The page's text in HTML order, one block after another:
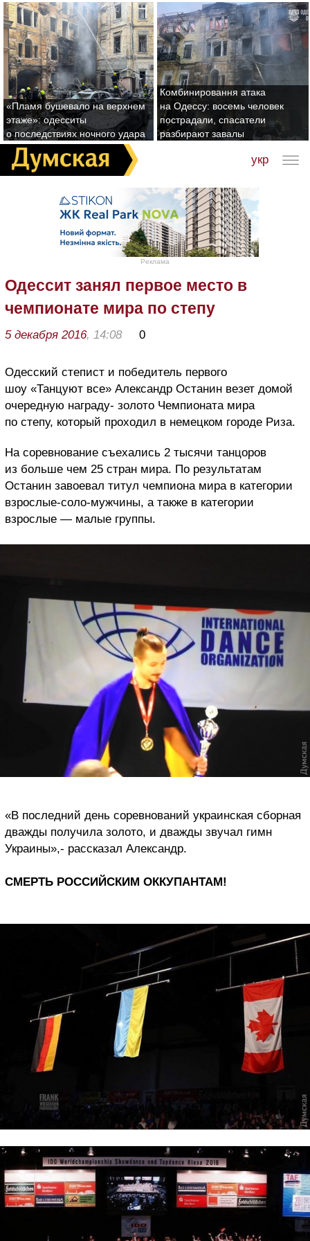
«Пламя бушевало на верхнем
этаже»: одесситы
о последствиях ночного удара
Комбинировання атака
на Одессу: восемь человек
пострадали, спасатели
разбирают завалы
укр
Реклама
Одессит занял первое место в
чемпионате мира по степу
5 декабря 2016, 14:08 0
Одесский степист и победитель первого
шоу «Танцуют все» Александр Останин везет домой
очередную награду- золото Чемпионата мира
по степу, который проходил в немецком городе Риза.
На соревнование съехались 2 тысячи танцоров
из больше чем 25 стран мира. По результатам
Останин завоевал титул чемпиона мира в категории
взрослые-соло-мужчины, а также в категории
взрослые — малые группы.
«В последний день соревнований украинская сборная
дважды получила золото, и дважды звучал гимн
Украины»,- рассказал Александр.
СМЕРТЬ РОССИЙСКИМ ОККУПАНТАМ!